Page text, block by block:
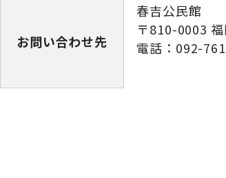
お問い合わせ先
春吉公民館
〒810-0003
電話：092-